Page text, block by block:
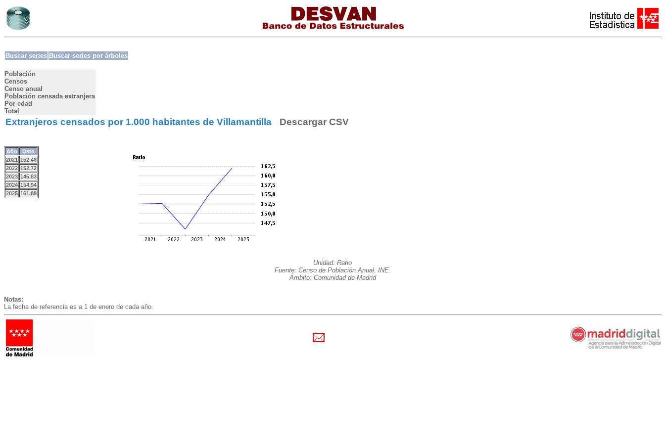
Buscar series Buscar series por árboles
Población
Censos
Censo anual
Población censada extranjera
Por edad
Total
Extranjeros censados por 1.000 habitantes de Villamantilla Descargar CSV
Año
Dato
2021 152,48
2022 152,72
2023 145,83
2024 154,94
2025 161,89
Unidad: Ratio
Fuente: Censo de Población Anual. INE.
Ámbito: Comunidad de Madrid
Notas:
La fecha de referencia es a 1 de enero de cada año.